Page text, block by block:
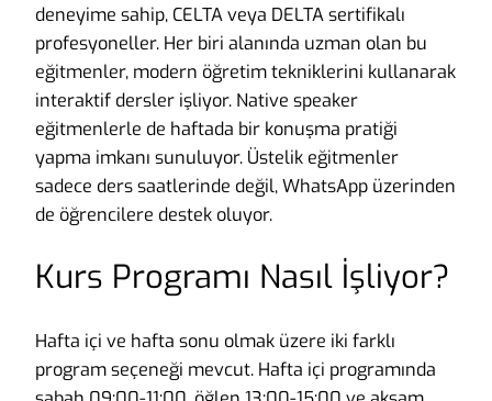
deneyime sahip, CELTA veya DELTA sertifikalı
profesyoneller. Her biri alanında uzman olan bu
eğitmenler, modern öğretim tekniklerini kullanarak
interaktif dersler işliyor. Native speaker
eğitmenlerle de haftada bir konuşma pratiği
yapma imkanı sunuluyor. Üstelik eğitmenler
sadece ders saatlerinde değil, WhatsApp üzerinden
de öğrencilere destek oluyor.
Kurs Programı Nasıl İşliyor?
Hafta içi ve hafta sonu olmak üzere iki farklı
program seçeneği mevcut. Hafta içi programında